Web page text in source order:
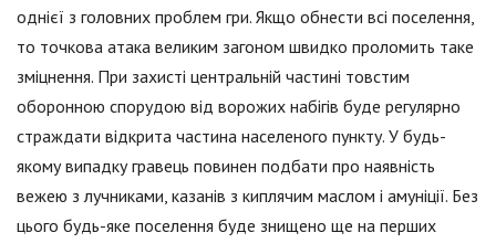
однієї з головних проблем гри. Якщо обнести всі поселення,
то точкова атака великим загоном швидко проломить таке
зміцнення. При захисті центральній частині товстим
оборонною спорудою від ворожих набігів буде регулярно
страждати відкрита частина населеного пункту. У будь-
якому випадку гравець повинен подбати про наявність
вежею з лучниками, казанів з киплячим маслом і амуніції. Без
цього будь-яке поселення буде знищено ще на перших